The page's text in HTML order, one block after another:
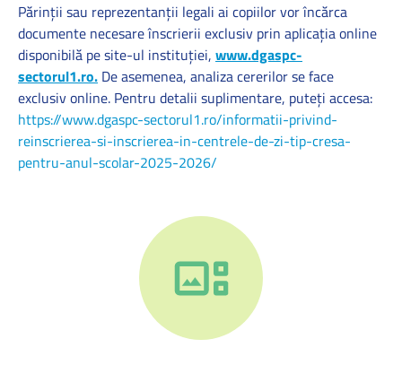
Părinții sau reprezentanții legali ai copiilor vor încărca
documente necesare înscrierii exclusiv prin aplicația online
disponibilă pe site-ul instituției, www.dgaspc-
sectorul1.ro. De asemenea, analiza cererilor se face
exclusiv online. Pentru detalii suplimentare, puteți accesa:
https://www.dgaspc-sectorul1.ro/informatii-privind-
reinscrierea-si-inscrierea-in-centrele-de-zi-tip-cresa-
pentru-anul-scolar-2025-2026/